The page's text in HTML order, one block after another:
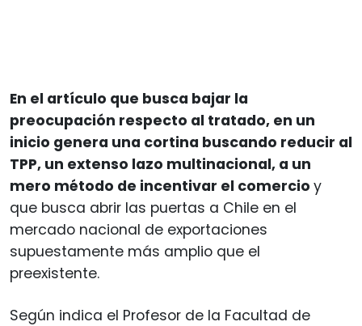
En el artículo que busca bajar la
preocupación respecto al tratado, en un
inicio genera una cortina buscando reducir al
TPP, un extenso lazo multinacional, a un
mero método de incentivar el comercio y
que busca abrir las puertas a Chile en el
mercado nacional de exportaciones
supuestamente más amplio que el
preexistente.
Según indica el Profesor de la Facultad de